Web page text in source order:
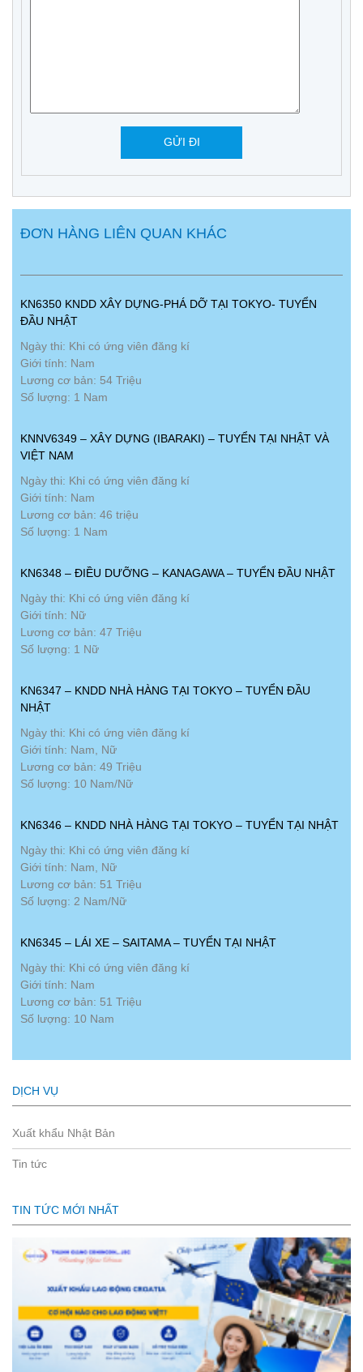
ĐƠN HÀNG LIÊN QUAN KHÁC
KN6350 KNDD XÂY DỰNG-PHÁ DỠ TẠI TOKYO- TUYỂN
ĐẦU NHẬT
Ngày thi: Khi có ứng viên đăng kí
Giới tính: Nam
Lương cơ bản: 54 Triệu
Số lượng: 1 Nam
KNNV6349 – XÂY DỰNG (IBARAKI) – TUYỂN TẠI NHẬT VÀ
VIỆT NAM
Ngày thi: Khi có ứng viên đăng kí
Giới tính: Nam
Lương cơ bản: 46 triệu
Số lượng: 1 Nam
KN6348 – ĐIỀU DƯỠNG – KANAGAWA – TUYỂN ĐẦU NHẬT
Ngày thi: Khi có ứng viên đăng kí
Giới tính: Nữ
Lương cơ bản: 47 Triệu
Số lượng: 1 Nữ
KN6347 – KNDD NHÀ HÀNG TẠI TOKYO – TUYỂN ĐẦU
NHẬT
Ngày thi: Khi có ứng viên đăng kí
Giới tính: Nam, Nữ
Lương cơ bản: 49 Triệu
Số lượng: 10 Nam/Nữ
KN6346 – KNDD NHÀ HÀNG TẠI TOKYO – TUYỂN TẠI NHẬT
Ngày thi: Khi có ứng viên đăng kí
Giới tính: Nam, Nữ
Lương cơ bản: 51 Triệu
Số lượng: 2 Nam/Nữ
KN6345 – LÁI XE – SAITAMA – TUYỂN TẠI NHẬT
Ngày thi: Khi có ứng viên đăng kí
Giới tính: Nam
Lương cơ bản: 51 Triệu
Số lượng: 10 Nam
DỊCH VỤ
Xuất khẩu Nhật Bản
Tin tức
TIN TỨC MỚI NHẤT